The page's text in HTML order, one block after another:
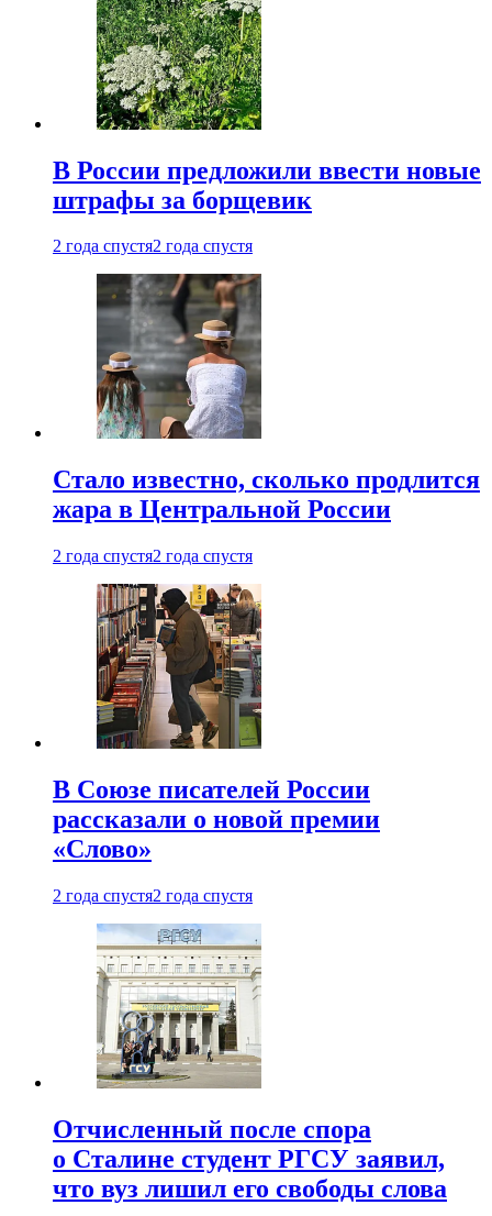
В России предложили ввести новые
штрафы за борщевик
2 года спустя2 года спустя
Стало известно, сколько продлится
жара в Центральной России
2 года спустя2 года спустя
В Союзе писателей России
рассказали о новой премии
«Слово»
2 года спустя2 года спустя
Отчисленный после спора
о Сталине студент РГСУ заявил,
что вуз лишил его свободы слова